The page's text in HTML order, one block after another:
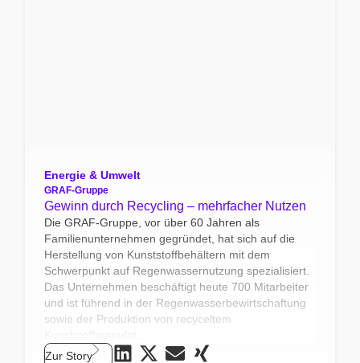
Energie & Umwelt
GRAF-Gruppe
Gewinn durch Recycling – mehrfacher Nutzen
Die GRAF-Gruppe, vor über 60 Jahren als
Familienunternehmen gegründet, hat sich auf die
Herstellung von Kunststoffbehältern mit dem
Schwerpunkt auf Regenwassernutzung spezialisiert.
Das Unternehmen beschäftigt heute 700 Mitarbeiter
und ist führend in der Regenwasserbewirtschaftung
sowie der Produktion von recyceltem
Zur Story